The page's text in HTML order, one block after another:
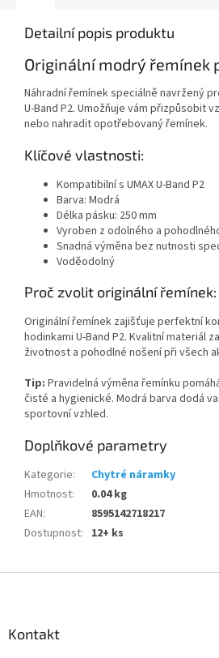
Detailní popis produktu
Originální modrý řemínek
Náhradní řemínek speciálně navržený
U-Band P2. Umožňuje vám přizpůsobit
nebo nahradit opotřebovaný řemínek.
Klíčové vlastnosti:
Kompatibilní s UMAX U-Band P2
Barva: Modrá
Délka pásku: 250 mm
Vyroben z odolného a
Snadná výměna bez nutnosti
Voděodolný
Proč zvolit originální řemínek:
Originální řemínek zajišťuje perfektní
hodinkami U-Band P2. Kvalitní materiál
životnost a pohodlné nošení při všech
Tip: Pravidelná výměna řemínku
čisté a hygienické. Modrá barva dodá
sportovní vzhled.
Doplňkové parametry
Kategorie:
Chytré náramky
Hmotnost:
0.04 kg
EAN:
8595142718217
Dostupnost: 12+ ks
Kontakt